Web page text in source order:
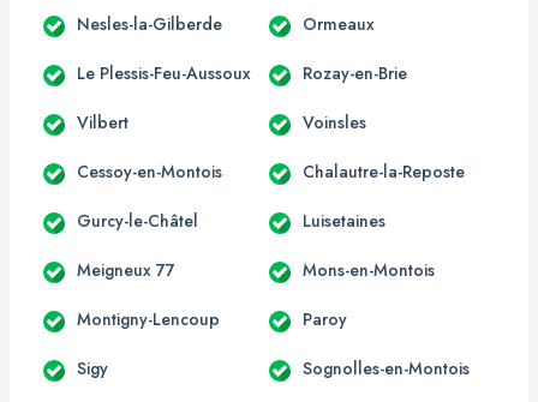
Nesles-la-Gilberde Ormeaux
Le Plessis-Feu-Aussoux Rozay-en-Brie
Vilbert Voinsles
Cessoy-en-Montois Chalautre-la-Reposte
Gurcy-le-Châtel Luisetaines
Meigneux 77 Mons-en-Montois
Montigny-Lencoup Paroy
Sigy Sognolles-en-Montois